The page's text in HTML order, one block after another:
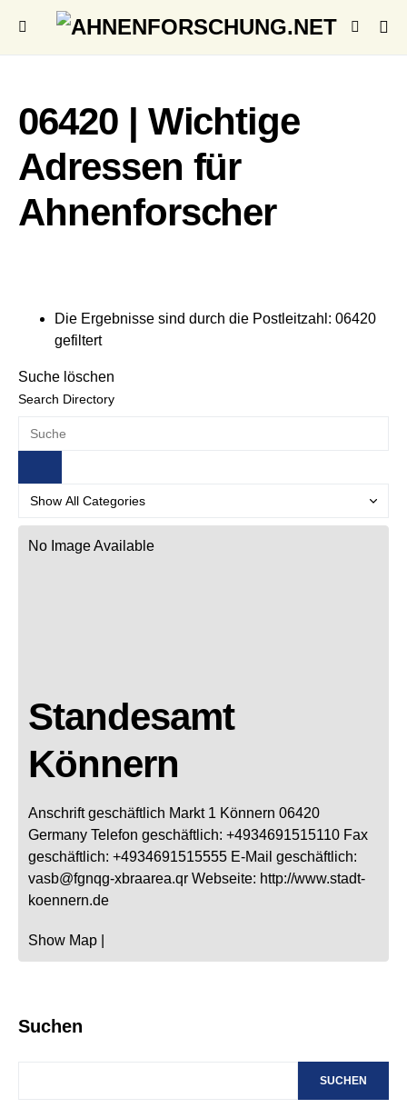
06420 | Wichtige
Adressen für
Ahnenforscher
Die Ergebnisse sind durch die Postleitzahl: 06420
gefiltert
Suche löschen
Search Directory
No Image Available
Standesamt
Könnern
Anschrift geschäftlich Markt 1 Könnern 06420
Germany Telefon geschäftlich: +4934691515110 Fax
geschäftlich: +4934691515555 E-Mail geschäftlich:
vasb@fgnqg-xbraarea.qr Webseite: http://www.stadt-
koennern.de
Show Map
Suchen
SUCHEN